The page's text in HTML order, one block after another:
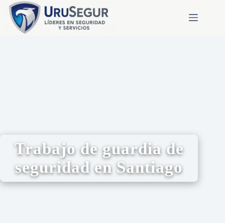
Trabajo de guardia de
seguridad en Santiago